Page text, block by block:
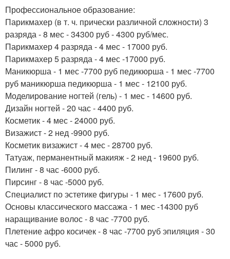
Профессиональное образование:
Парикмахер (в т. ч. прически различной сложности) 3
разряда - 8 мес - 34300 руб - 4300 руб/мес.
Парикмахер 4 разряда - 4 мес - 17000 руб.
Парикмахер 5 разряда - 4 мес -17000 руб.
Маникюрша - 1 мес -7700 руб педикюрша - 1 мес -7700
руб маникюрша педикюрша - 1 мес - 12100 руб.
Моделирование ногтей (гель) - 1 мес - 14600 руб.
Дизайн ногтей - 20 час - 4400 руб.
Косметик - 4 мес - 24000 руб.
Визажист - 2 нед -9900 руб.
Косметик визажист - 4 мес - 28700 руб.
Татуаж, перманентный макияж - 2 нед - 19600 руб.
Пилинг - 8 час -6000 руб.
Пирсинг - 8 час -5000 руб.
Специалист по эстетике фигуры - 1 мес - 17600 руб.
Основы классического массажа - 1 мес -14300 руб
наращивание волос - 8 час -7700 руб.
Плетение афро косичек - 8 час -7700 руб эпиляция - 30
час - 5000 руб.